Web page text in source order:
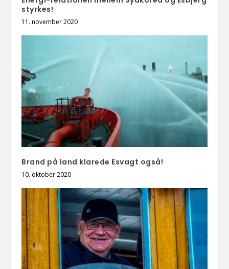
styrkes!
11. november 2020
Brand på land klarede Esvagt også!
10. oktober 2020